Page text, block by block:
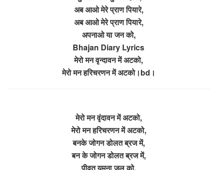
अब आओ मेरे प्राण पियारे,
अब आओ मेरे प्राण पियारे,
अपनाओ या जन को,
Bhajan Diary Lyrics
मेरो मन वृन्दावन में अटको,
मेरो मन हरिचरणन में अटको।bd।
मेरो मन वृंदावन में अटको,
मेरो मन हरिचरणन में अटको,
बनके जोगन डोलत ब्रज में,
बन के जोगन डोलत ब्रज में,
पीवत यमुना जल को,